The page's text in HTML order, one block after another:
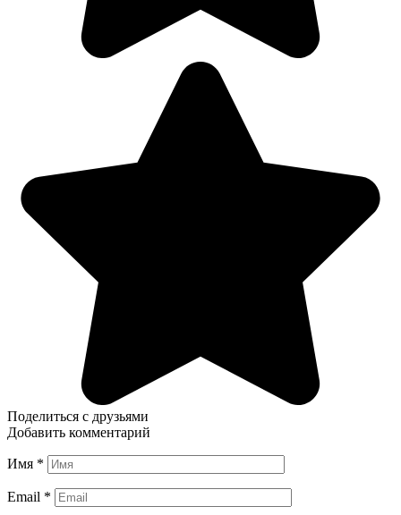
Поделиться с друзьями
Добавить комментарий
Имя *
Email *